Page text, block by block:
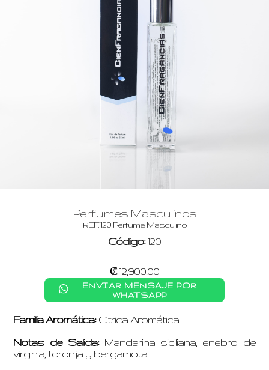
Perfumes Masculinos
REF. 120 Perfume Masculino
Código:120
₡ 12,900.00
ENVIAR MENSAJE POR
WHATSAPP
Familia Aromática: Citrica Aromática
Notas de Salida:Mandarina siciliana, enebro de
virginia, toronja y bergamota.